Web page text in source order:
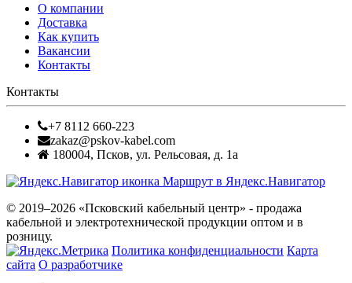
О компании
Доставка
Как купить
Вакансии
Контакты
Контакты
+7 8112 660-223
zakaz@pskov-kabel.com
180004, Псков, ул. Рельсовая, д. 1а
Маршрут в Яндекс.Навигатор
© 2019–2026 «Псковский кабельный центр» - продажа
кабельной и электротехнической продукции оптом и в
розницу.
Политика конфиденциальности Карта
сайта О разработчике